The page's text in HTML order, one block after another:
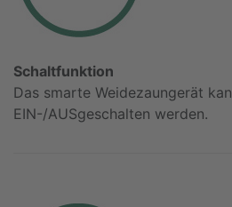
Schaltfunktion
Das smarte Weidezaungerät
EIN-/AUSgeschalten werden.